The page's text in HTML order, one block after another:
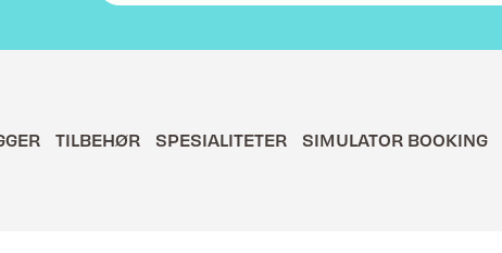
TILBEHØR SPESIALITETER SIMULATOR BOOKING